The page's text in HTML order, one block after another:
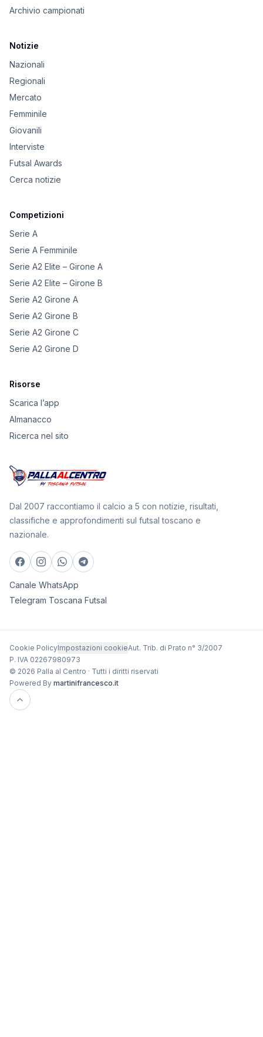
Archivio campionati
Notizie
Nazionali
Regionali
Mercato
Femminile
Giovanili
Interviste
Futsal Awards
Cerca notizie
Competizioni
Serie A
Serie A Femminile
Serie A2 Elite – Girone A
Serie A2 Elite – Girone B
Serie A2 Girone A
Serie A2 Girone B
Serie A2 Girone C
Serie A2 Girone D
Risorse
Scarica l’app
Almanacco
Ricerca nel sito
Dal 2007 raccontiamo il calcio a 5 con notizie, risultati,
classifiche e approfondimenti sul futsal toscano e
nazionale.
Canale WhatsApp
Telegram Toscana Futsal
Cookie PolicyImpostazioni cookieAut. Trib. di Prato n° 3/2007
P. IVA 02267980973
© 2026 Palla al Centro · Tutti i diritti riservati
Powered By martinifrancesco.it